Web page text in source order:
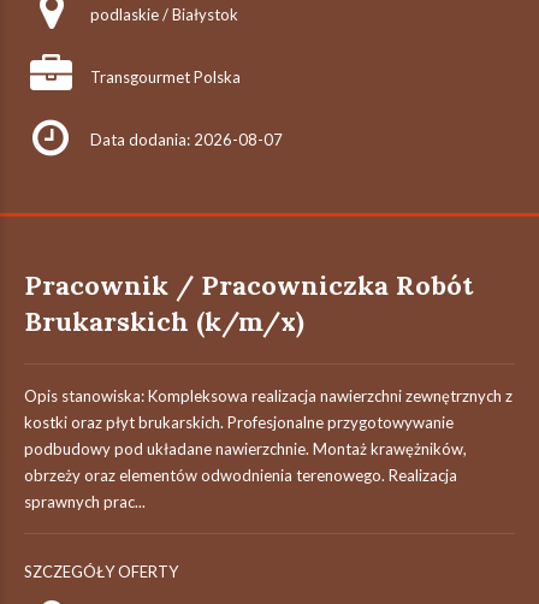
podlaskie / Białystok
Transgourmet Polska
Data dodania: 2026-08-07
Pracownik / Pracowniczka Robót
Brukarskich (k/m/x)
Opis stanowiska: Kompleksowa realizacja nawierzchni zewnętrznych z
kostki oraz płyt brukarskich. Profesjonalne przygotowywanie
podbudowy pod układane nawierzchnie. Montaż krawężników,
obrzeży oraz elementów odwodnienia terenowego. Realizacja
sprawnych prac...
SZCZEGÓŁY OFERTY